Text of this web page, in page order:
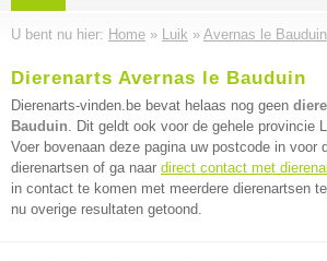
U bent nu hier: Home » Luik » Avernas le Bauduin
Dierenarts Avernas le Bauduin
Dierenarts-vinden.be bevat helaas nog geen
Bauduin. Dit geldt ook voor de gehele provincie
Voer bovenaan deze pagina uw postcode in voor
dierenartsen of ga naar direct contact met
in contact te komen met meerdere dierenartsen
nu overige resultaten getoond.